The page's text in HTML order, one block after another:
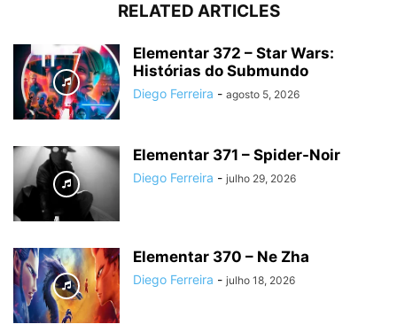
RELATED ARTICLES
Elementar 372 – Star Wars:
Histórias do Submundo
Diego Ferreira - agosto 5, 2026
Elementar 371 – Spider-Noir
Diego Ferreira - julho 29, 2026
Elementar 370 – Ne Zha
Diego Ferreira - julho 18, 2026